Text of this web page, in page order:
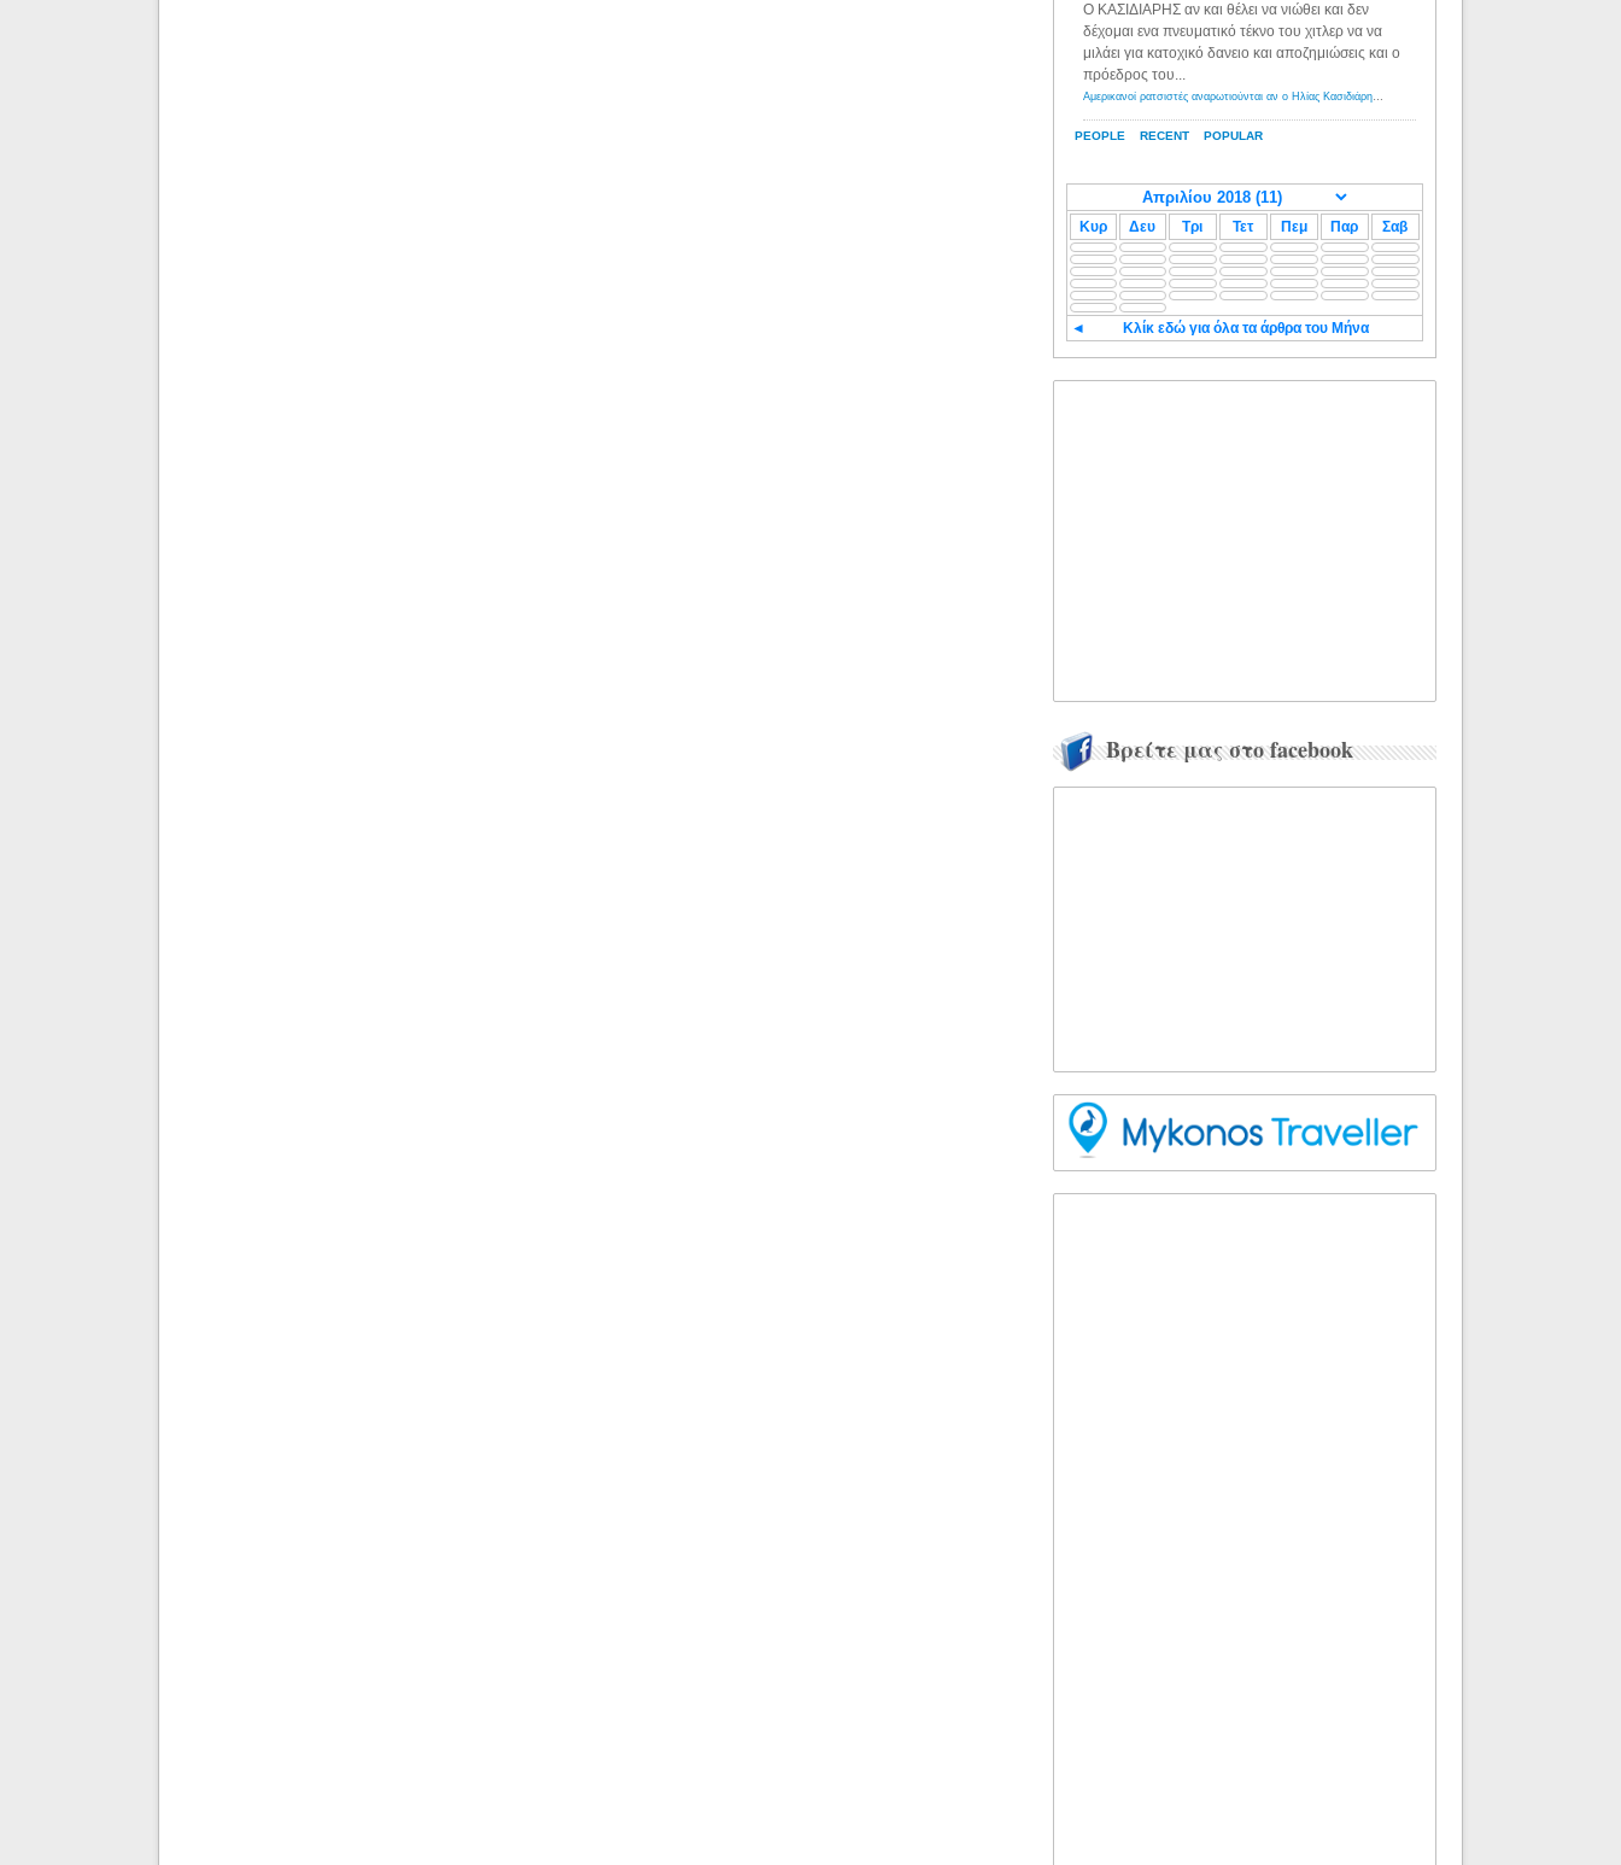
PEOPLE RECENT POPULAR
Ο ΚΑΣΙΔΙΑΡΗΣ αν και θέλει να νιώθει και δεν
δέχομαι ενα πνευματικό τέκνο του χιτλερ να να
μιλάει για κατοχικό δανειο και αποζημιώσεις και ο
πρόεδρος του...
Αμερικανοί ρατσιστές αναρωτιούνται αν ο Ηλίας Κασιδιάρης ανήκει στη λευκή φυλή... - Λόγιος Ερμής
Κυρ Δευ Τρι Τετ Πεμ Παρ Σαβ
◄ Κλίκ εδώ για όλα τα άρθρα του Μήνα
Βρείτε μας στο facebook